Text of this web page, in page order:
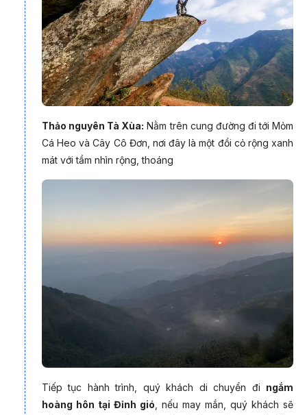
Thời điểm này, Tà Xùa đón du khách với tiết trời se lạnh,
sương mờ bao phủ trên những cung đường núi ngoằn ngoèo,
tạo nên cảm giác như lạc vào chốn bồng lai tiên cảnh. Du
khách có thể dậy sớm, leo lên "sống lưng khủng long" hay
mỏm đá đầu rùa để ngắm bình minh, khi ánh mặt trời dần xua
tan lớp sương mù, để lộ ra biển mây cuồn cuộn. Hành trình đến
Tà Xùa không chỉ là để chiêm ngưỡng vẻ đẹp tự nhiên ngoạn
mục mà còn là cơ hội để tận hưởng sự yên bình, tĩnh lặng của
núi rừng trong những ngày đầu năm mới.
Thảo nguyên Tà Xùa: Nằm trên cung đường đi tới Mỏm
Cá Heo và Cây Cô Đơn, nơi đây là một đồi cỏ rộng xanh
mát với tầm nhìn rộng, thoáng
Tiếp tục hành trình, quý khách di chuyển đi ngắm
hoàng hôn tại Đỉnh gió , nếu may mắn, quý khách sẽ